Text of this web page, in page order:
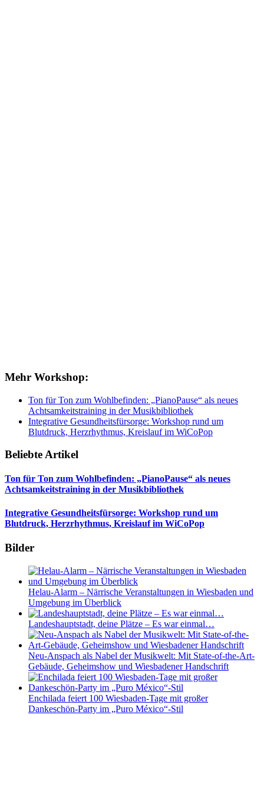
Mehr Workshop:
Ton für Ton zum Wohlbefinden: „PianoPause“ als neues
Achtsamkeitstraining in der Musikbibliothek
Integrative Gesundheitsfürsorge: Workshop rund um
Blutdruck, Herzrhythmus, Kreislauf im WiCoPop
Beliebte Artikel
Ton für Ton zum Wohlbefinden: „PianoPause“ als neues
Achtsamkeitstraining in der Musikbibliothek
Integrative Gesundheitsfürsorge: Workshop rund um
Blutdruck, Herzrhythmus, Kreislauf im WiCoPop
Bilder
Helau-Alarm – Närrische Veranstaltungen in Wiesbaden und
Umgebung im Überblick
Landeshauptstadt, deine Plätze – Es war einmal…
Neu-Anspach als Nabel der Musikwelt: Mit State-of-the-Art-
Gebäude, Geheimshow und Wiesbadener Handschrift
Enchilada feiert 100 Wiesbaden-Tage mit großer
Dankeschön-Party im „Puro México“-Stil